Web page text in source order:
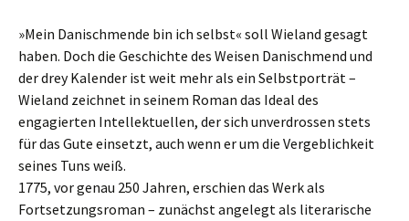
»Mein Danischmende bin ich selbst« soll Wieland gesagt
haben. Doch die Geschichte des Weisen Danischmend und
der drey Kalender ist weit mehr als ein Selbstporträt –
Wieland zeichnet in seinem Roman das Ideal des
engagierten Intellektuellen, der sich unverdrossen stets
für das Gute einsetzt, auch wenn er um die Vergeblichkeit
seines Tuns weiß.
1775, vor genau 250 Jahren, erschien das Werk als
Fortsetzungsroman – zunächst angelegt als literarische